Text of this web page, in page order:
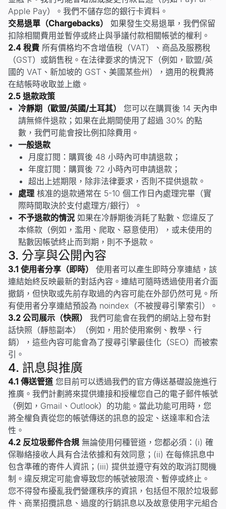
Apple Pay）。我們不儲存您的銀行卡資料。
交易退單（Chargebacks）
如果發生交易退單，我們保留
扣除相關費用並暫停或終止與爭議付款相關帳號的權利。
2.4 稅費 所有價格均不含增值稅（VAT）、商品及服務稅
（GST）或銷售稅。在法律要求的情況下（例如，歐盟/英
國的 VAT、新加坡的 GST、美國某些州），適用的稅費將
在結帳時收取並上繳。
2.5 退款政策
冷靜期（歐盟/英國/土耳其）
您可以在購買後 14 天內申
請無條件退款；如果在此期間使用了超過 30% 的點
數，我們可能會按比例扣除費用。
一般退款
月度訂閱：購買後 48 小時內可申請退款；
年度訂閱：購買後 72 小時內可申請退款；
超出上述期限，除非法律要求，否則不提供退款。
處理 核准的退款通常在 5-10 個工作日內處理完畢（實
際時間取決於支付處理方/銀行）。
不予退款的情況 如果在冷靜期後消耗了點數、您違反了
本條款（例如，濫用、爬取、惡意使用），或未使用的
點數因帳號終止而到期，則不予退款。
3. 分享與公開內容
3.1 使用者分享（即時）
使用者可以產生即時分享連結，該
連結始終反映最新的對話內容。連結可隨時透過使用者介面
撤銷，但快取或先前存取過的內容可能在外部仍然可見。所
有使用者分享連結預設為 noindex（不被搜尋引擎索引）。
3.2 公司展示（快照）
我們可能會在我們的網站上發布對
話快照（靜態副本）（例如，用於使用案例、教學、行
銷），這些內容可能會為了搜尋引擎最佳化（SEO）而被索
引。
4. 訊息與推廣
4.1 傳送管道 您目前可以透過我們的官方傳送基礎設施進行
推廣。我們計劃將來提供連接和授權您自己的電子郵件帳號
（例如，Gmail、Outlook）的功能。當此功能可用時，您
將全權負責從您的帳號傳送的訊息的設定、送達率和合法
性。
4.2 反垃圾郵件合規 無論使用何種管道，您都必須：(i) 確
保聯絡接收人具有合法依據和有效同意；(ii) 在每條訊息中
包含準確的寄件人資訊；(iii) 提供並遵守有效的取消訂閱機
制。違反規定可能會導致您的帳號被限流、暫停或終止。
您不得發布擾亂我們營運秩序的資訊，包括但不限於垃圾郵
件、商業招攬訊息、過度的行銷訊息以及故意使用字元組合